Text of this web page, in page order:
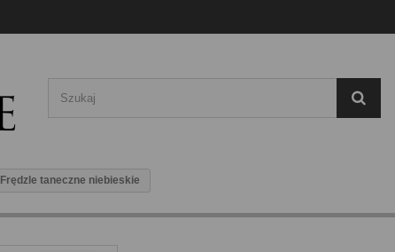
Frędzle taneczne niebieskie